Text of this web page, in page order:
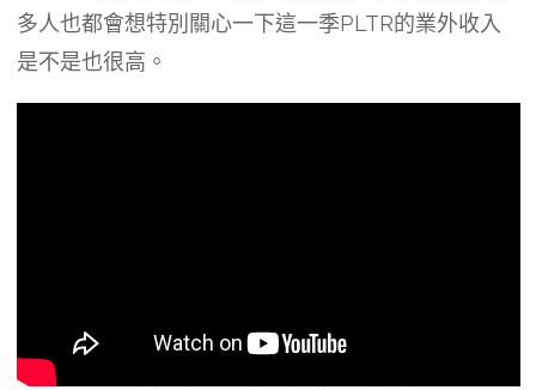
多人也都會想特別關心一下這一季PLTR的業外收入
是不是也很高。